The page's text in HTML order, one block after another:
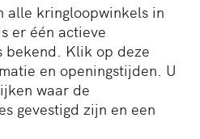
alle kringloopwinkels in
er één actieve
bekend. Klik op deze
en openingstijden. U
waar de
gevestigd zijn en een